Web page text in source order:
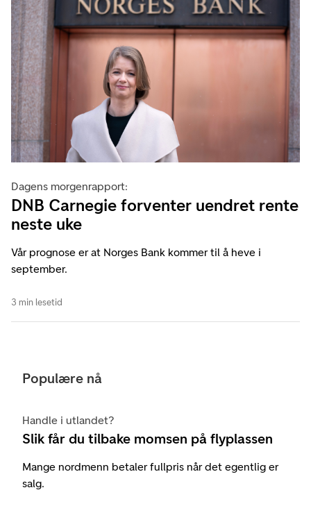
Dagens morgenrapport:
DNB Carnegie forventer uendret rente
neste uke
Vår prognose er at Norges Bank kommer til å heve i
september.
3 min lesetid
Populære nå
Handle i utlandet?
Slik får du tilbake momsen på flyplassen
Mange nordmenn betaler fullpris når det egentlig er
salg.